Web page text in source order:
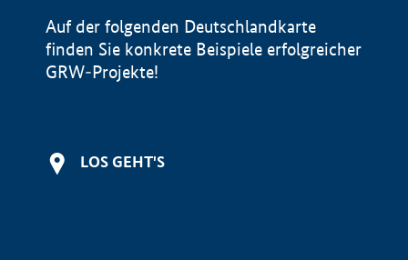
Auf der folgenden Deutschlandkarte
finden Sie konkrete Beispiele erfolgreicher
GRW-Projekte!
LOS GEHT'S